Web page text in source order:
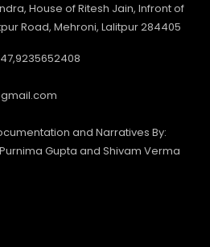
House of Ritesh Jain, Infront of
Road, Mehroni, Lalitpur 284405
and Narratives By:
Gupta and Shivam Verma